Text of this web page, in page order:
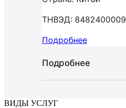
ТНВЭД: 8482400009
Подробнее
Подробнее
ВИДЫ УСЛУГ